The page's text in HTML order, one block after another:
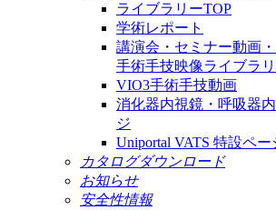
ライブラリーTOP
学術レポート
講演会・セミナー動画・
手術手技映像ライブラ
VIO3手術手技動画
消化器内視鏡・呼吸器
ジ
Uniportal VATS 特設ペー
カタログダウンロード
お知らせ
安全性情報